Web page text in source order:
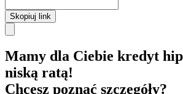
Skopiuj link
Mamy dla Ciebie kredyt
niską ratą!
Chcesz poznać szczegóły?